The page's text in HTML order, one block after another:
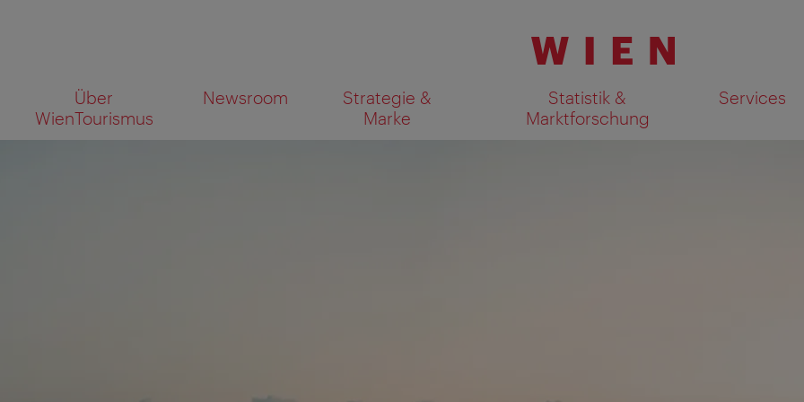
NavigationÜber
WienTourismus
Newsroom
Strategie &
Marke
Statistik &
Marktforschung
Services
Wonach